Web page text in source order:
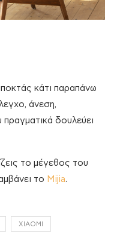
κάτι παραπάνω
άνεση,
δουλεύει
το μέγεθος του
το Mijia.
XIAOMI